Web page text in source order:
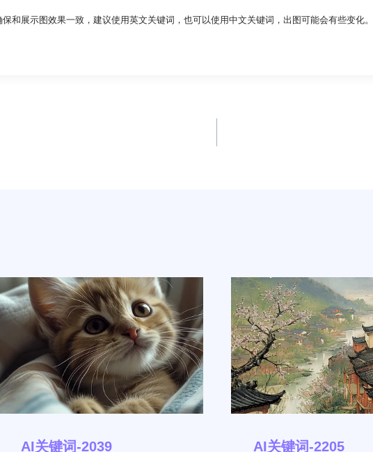
和展示图效果一致，建议使用英文关键词，也可以使用中文关键词，出图可能会有些变化。
AI关键词-2039 AI关键词-2205